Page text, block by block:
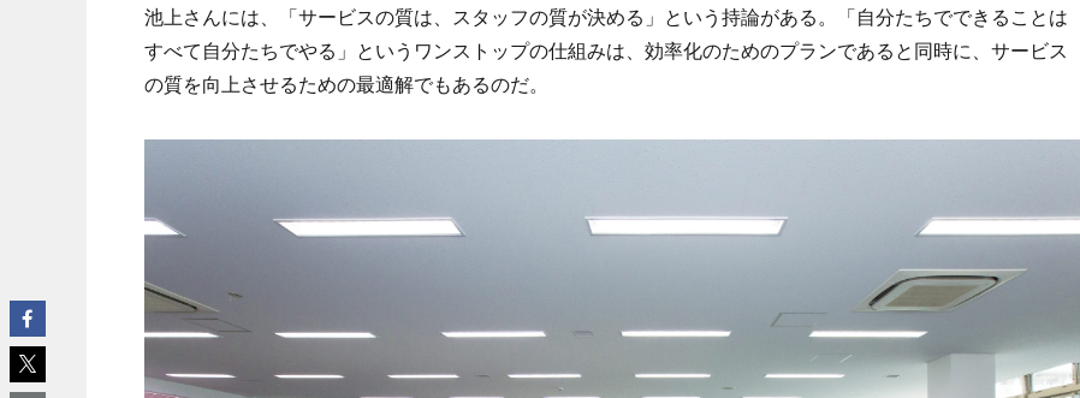
池上さんには、「サービスの質は、スタッフの質が決める」という持論がある。「自分たちでできることは
すべて自分たちでやる」というワンストップの仕組みは、効率化のためのプランであると同時に、サービス
の質を向上させるための最適解でもあるのだ。